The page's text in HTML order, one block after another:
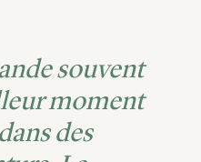
souvent
moment
des